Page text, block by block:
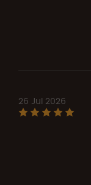
26 Jul 2026